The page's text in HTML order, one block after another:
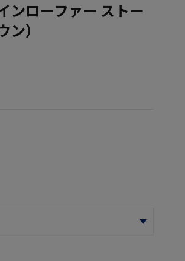
ンローファー ストー
）